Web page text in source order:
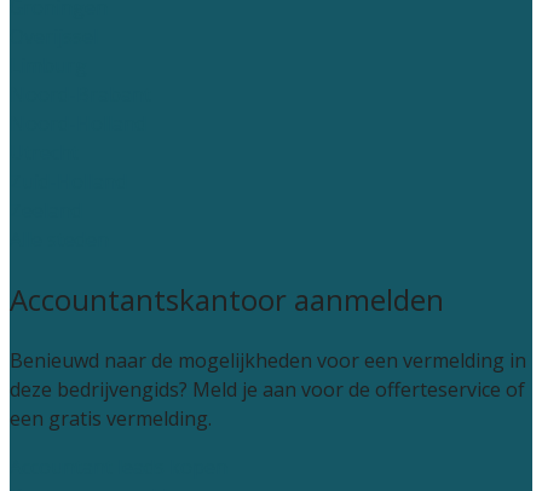
Accountantskantoor aanmelden
Benieuwd naar de mogelijkheden voor een vermelding in
deze bedrijvengids? Meld je aan voor de offerteservice of
een gratis vermelding.